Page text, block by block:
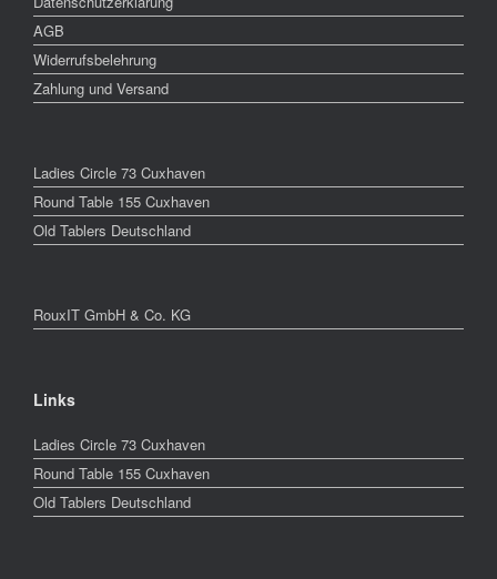
AGB
Widerrufsbelehrung
Zahlung und Versand
Ladies Circle 73 Cuxhaven
Round Table 155 Cuxhaven
Old Tablers Deutschland
RouxIT GmbH & Co. KG
Links
Ladies Circle 73 Cuxhaven
Round Table 155 Cuxhaven
Old Tablers Deutschland